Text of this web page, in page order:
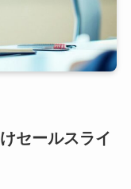
セールスライ